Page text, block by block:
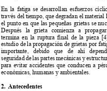
En la fatiga se desarrollan esfuerzos
través del tiempo, que degradan el material
el punto en que las pequeñas grietas se nu
Después la grieta comienza a
termina en la ruptura final de la pieza
estudio de la propagación de grietas por
importante, debido que de ahí
seguridad de las partes mecánicas y
para evitar accidentes que conducen a
económicas, humanas y ambientales.
2. Antecedentes